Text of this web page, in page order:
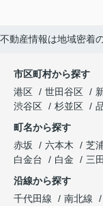
動産情報は地域密着
市区町村から探す
港区
世田谷区
渋谷区
杉並区
町名から探す
赤坂
六本木 芝
白金台
白金
三田
沿線から探す
千代田線
南北線